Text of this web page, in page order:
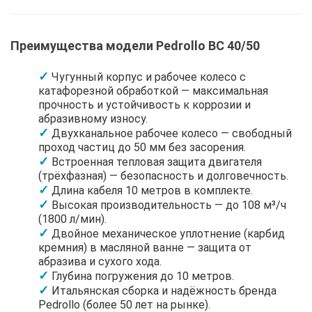
Преимущества модели Pedrollo BC 40/50
Чугунный корпус и рабочее колесо с
катафорезной обработкой — максимальная
прочность и устойчивость к коррозии и
абразивному износу.
Двухканальное рабочее колесо — свободный
проход частиц до 50 мм без засорения.
Встроенная тепловая защита двигателя
(трёхфазная) — безопасность и долговечность.
Длина кабеля 10 метров в комплекте.
Высокая производительность — до 108 м³/ч
(1800 л/мин).
Двойное механическое уплотнение (карбид
кремния) в масляной ванне — защита от
абразива и сухого хода.
Глубина погружения до 10 метров.
Итальянская сборка и надёжность бренда
Pedrollo (более 50 лет на рынке).